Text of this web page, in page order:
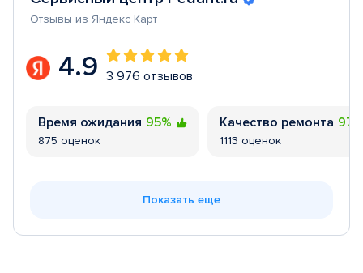
Отзывы из Яндекс Карт
4.9 3 976 отзывов
Время ожидания 95%
875 оценок
Качество ремонта
1113 оценок
Показать еще